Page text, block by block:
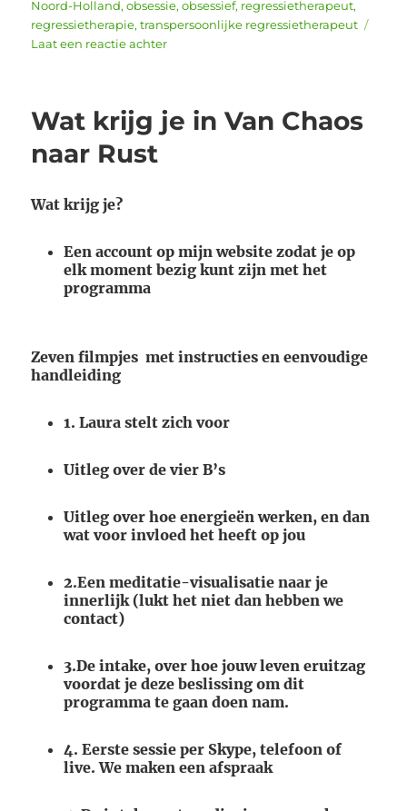
Noord-Holland,obsessie,obsessief, regressietherapeut,
regressietherapie,transpersoonlijke regressietherapeut
Laat een reactie achterop
obsessie?
Wat krijg je in Van Chaos
naar Rust
Wat krijg je?
Een account op mijn website zodat je op
elk moment bezig kunt zijn met het
programma
Zeven filmpjes met instructies en eenvoudige
handleiding
1. Laura stelt zich voor
Uitleg over de vier B’s
Uitleg over hoe energieën werken, en dan
wat voor invloed het heeft op jou
2.Een meditatie-visualisatie naar je
innerlijk (lukt het niet dan hebben we
contact)
3.De intake, over hoe jouw leven eruitzag
voordat je deze beslissing om dit
programma te gaan doen nam.
4. Eerste sessie per Skype, telefoon of
live. We maken een afspraak